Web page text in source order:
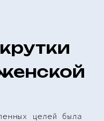
целей была